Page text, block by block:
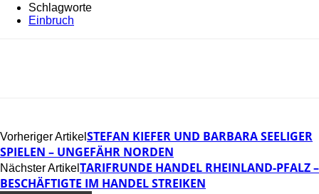
Schlagworte
Einbruch
Vorheriger Artikel STEFAN KIEFER UND BARBARA SEELIGER
SPIELEN – UNGEFÄHR NORDEN
Nächster Artikel TARIFRUNDE HANDEL RHEINLAND-PFALZ –
BESCHÄFTIGTE IM HANDEL STREIKEN